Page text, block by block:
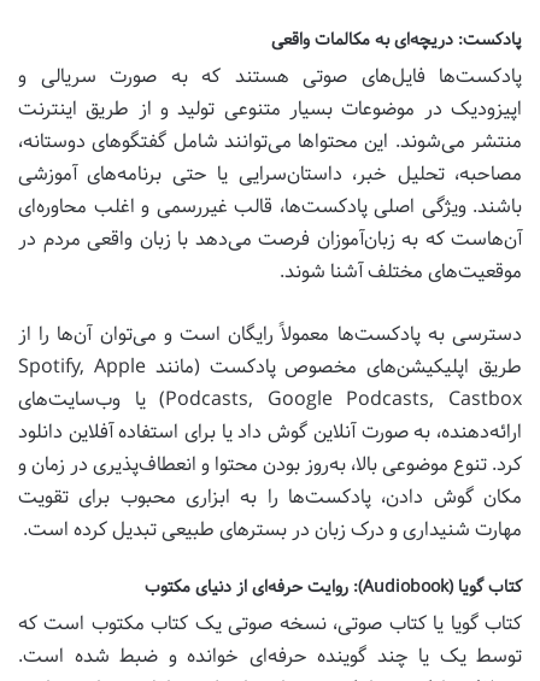
پادکست: دریچه‌ای به مکالمات واقعی
پادکست‌ها فایل‌های صوتی هستند که به صورت سریالی و
اپیزودیک در موضوعات بسیار متنوعی تولید و از طریق اینترنت
منتشر می‌شوند. این محتواها می‌توانند شامل گفتگوهای دوستانه،
مصاحبه، تحلیل خبر، داستان‌سرایی یا حتی برنامه‌های آموزشی
باشند. ویژگی اصلی پادکست‌ها، قالب غیررسمی و اغلب محاوره‌ای
آن‌هاست که به زبان‌آموزان فرصت می‌دهد با زبان واقعی مردم در
موقعیت‌های مختلف آشنا شوند.
دسترسی به پادکست‌ها معمولاً رایگان است و می‌توان آن‌ها را از
طریق اپلیکیشن‌های مخصوص پادکست (مانند Spotify, Apple
Podcasts, Google Podcasts, Castbox) یا وب‌سایت‌های
ارائه‌دهنده، به صورت آنلاین گوش داد یا برای استفاده آفلاین دانلود
کرد. تنوع موضوعی بالا، به‌روز بودن محتوا و انعطاف‌پذیری در زمان و
مکان گوش دادن، پادکست‌ها را به ابزاری محبوب برای تقویت
مهارت شنیداری و درک زبان در بسترهای طبیعی تبدیل کرده است.
کتاب گویا (Audiobook): روایت حرفه‌ای از دنیای مکتوب
کتاب گویا یا کتاب صوتی، نسخه صوتی یک کتاب مکتوب است که
توسط یک یا چند گوینده حرفه‌ای خوانده و ضبط شده است.